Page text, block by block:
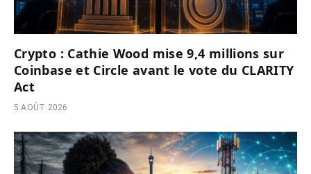
Crypto : Cathie Wood mise 9,4 millions sur
Coinbase et Circle avant le vote du CLARITY
Act
5 AOÛT 2026